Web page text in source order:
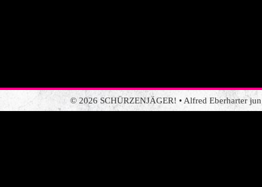
© 2026 SCHÜRZENJÄGER! • Alfred Eberharter